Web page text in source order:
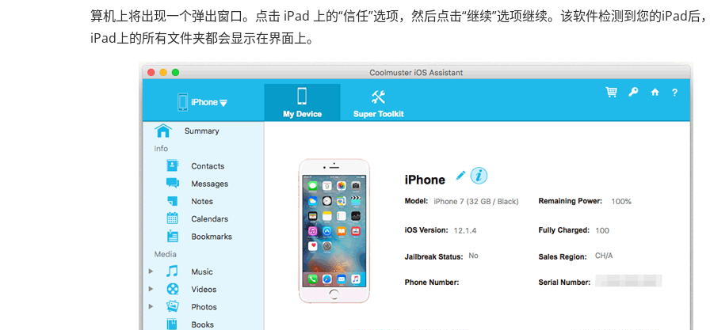
算机上将出现一个弹出窗口。点击 iPad 上的“信任”选项，然后点击“继续”选项继续。该软件检测到您的iPad后
iPad上的所有文件夹都会显示在界面上。